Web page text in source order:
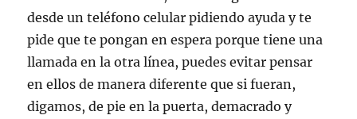
desde un teléfono celular pidiendo ayuda y te
pide que te pongan en espera porque tiene una
llamada en la otra línea, puedes evitar pensar
en ellos de manera diferente que si fueran,
digamos, de pie en la puerta, demacrado y